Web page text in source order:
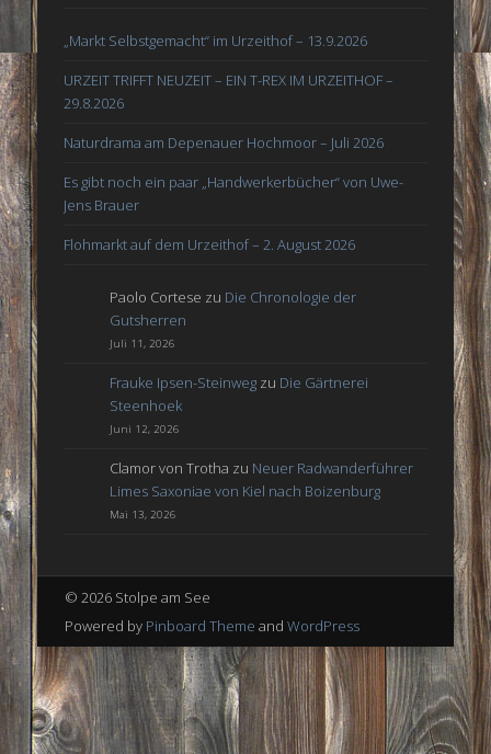
„Markt Selbstgemacht“ im Urzeithof – 13.9.2026
URZEIT TRIFFT NEUZEIT – EIN T-REX IM URZEITHOF –
29.8.2026
Naturdrama am Depenauer Hochmoor – Juli 2026
Es gibt noch ein paar „Handwerkerbücher“ von Uwe-
Jens Brauer
Flohmarkt auf dem Urzeithof – 2. August 2026
Paolo Cortese zu Die Chronologie der
Gutsherren
Juli 11, 2026
Frauke Ipsen-Steinweg zu Die Gärtnerei
Steenhoek
Juni 12, 2026
Clamor von Trotha zu Neuer Radwanderführer
Limes Saxoniae von Kiel nach Boizenburg
Mai 13, 2026
© 2026 Stolpe am See
Powered by Pinboard Theme and WordPress